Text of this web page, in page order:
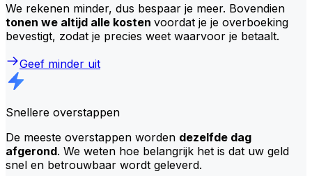
We rekenen minder, dus bespaar je meer. Bovendien
tonen we altijd alle kosten voordat je je overboeking
bevestigt, zodat je precies weet waarvoor je betaalt.
Geef minder uit
Snellere overstappen
De meeste overstappen worden dezelfde dag
afgerond. We weten hoe belangrijk het is dat uw geld
snel en betrouwbaar wordt geleverd.